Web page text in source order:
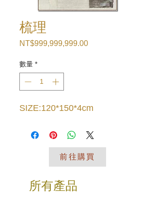
梳理
NT$999,999,999.00價
數量 *
SIZE:120*150*4cm
前往購買
所有產品